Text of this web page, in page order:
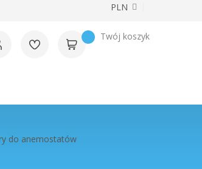
Waluta
PLN
Twój koszyk
do anemostatów